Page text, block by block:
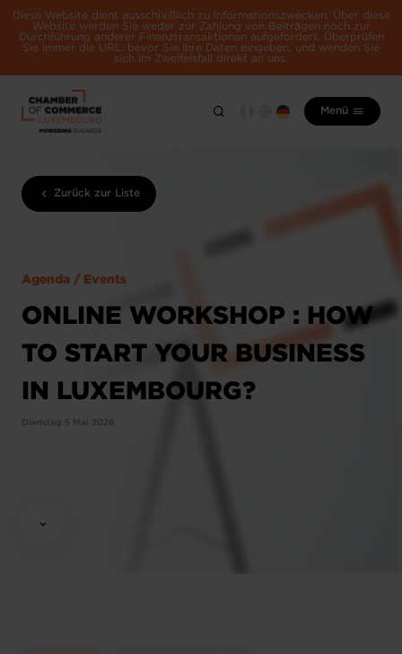
Diese Website dient ausschließlich zu Informationszwecken. Über diese
Website werden Sie weder zur Zahlung von Beiträgen noch zur
Durchführung anderer Finanztransaktionen aufgefordert. Überprüfen
Sie immer die URL, bevor Sie Ihre Daten eingeben, und wenden Sie
sich im Zweifelsfall direkt an uns.
Menü
Zurück zur Liste
Agenda / Events
ONLINE WORKSHOP : HOW
TO START YOUR BUSINESS
IN LUXEMBOURG?
Dienstag 5 Mai 2026